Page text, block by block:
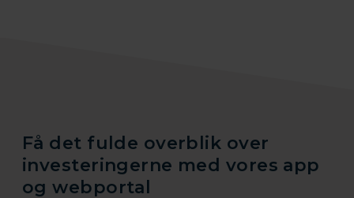
Få det fulde overblik over
investeringerne med vores app
og webportal